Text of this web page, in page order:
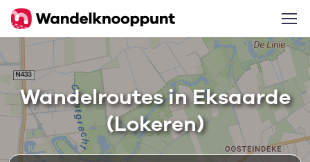
Wandelroutes in Eksaarde
(Lokeren)